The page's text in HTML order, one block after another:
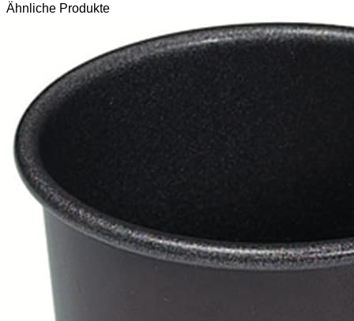
Ähnliche Produkte